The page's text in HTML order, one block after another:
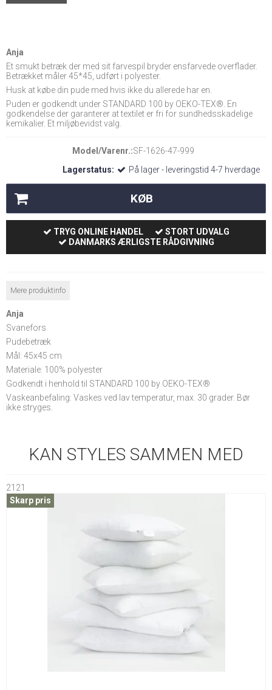
Anja
Et smukt betræk der med sit farvespil bryder ensfarvede overflader.
Betrækket måler 45*45, udført i polyester.
Husk at købe din pude med hvis ikke du allerede har en.
Puden er godkendt under STANDARD 100 by OEKO-TEX®. En
godkendelse der garanterer at textilet er fri for sundhedsskadelige
kemikalier. Et miljøbevidst valg.
Model/Varenr.:SF-1626-47-999
Lagerstatus:
På lager - leveringstid 4-7 hverdage
KØB
TRYG ONLINE HANDEL
STORT UDVALG
DANMARKS ÆRLIGSTE RÅDGIVNING
Mere produktinfo
Anja
Svanefors
Pudebetræk
Mål: 45x45 cm
Materiale: 100% polyester
Godkendt i henhold til STANDARD 100 by OEKO-TEX®
Vaskeanbefaling: Vaskes ved lav temperatur, max. 30 grader. Bør
ikke stryges.
KAN STYLES SAMMEN MED
2121
Skarp pris